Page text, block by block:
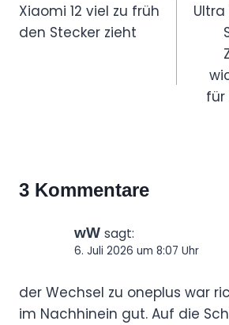
Xiaomi 12 viel zu früh
den Stecker zieht
Ultra
für
3 Kommentare
wW sagt:
6. Juli 2026 um 8:07 Uhr
der Wechsel zu oneplus war
im Nachhinein gut. Auf die